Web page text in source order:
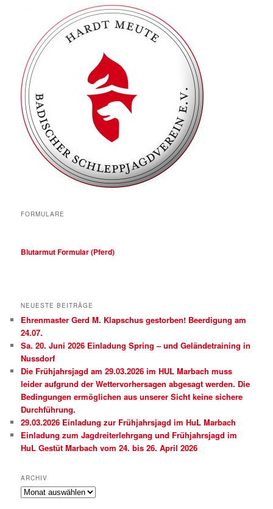
FORMULARE
Blutarmut Formular (Pferd)
NEUESTE BEITRÄGE
Ehrenmaster Gerd M. Klapschus gestorben! Beerdigung am
24.07.
Sa. 20. Juni 2026 Einladung Spring – und Geländetraining in
Nussdorf
Die Frühjahrsjagd am 29.03.2026 im HUL Marbach muss
leider aufgrund der Wettervorhersagen abgesagt werden. Die
Bedingungen ermöglichen aus unserer Sicht keine sichere
Durchführung.
29.03.2026 Einladung zur Frühjahrsjagd im HuL Marbach
Einladung zum Jagdreiterlehrgang und Frühjahrsjagd im
HuL Gestüt Marbach vom 24. bis 26. April 2026
ARCHIV
Archiv